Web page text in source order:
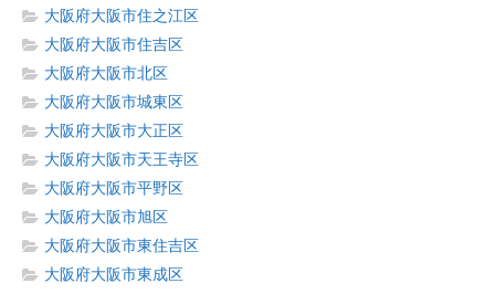
大阪府大阪市住之江区
大阪府大阪市住吉区
大阪府大阪市北区
大阪府大阪市城東区
大阪府大阪市大正区
大阪府大阪市天王寺区
大阪府大阪市平野区
大阪府大阪市旭区
大阪府大阪市東住吉区
大阪府大阪市東成区